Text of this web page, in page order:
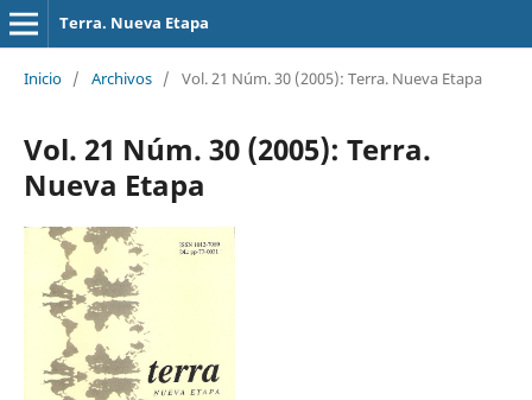
Terra. Nueva Etapa
Inicio / Archivos / Vol. 21 Núm. 30 (2005): Terra. Nueva Etapa
Vol. 21 Núm. 30 (2005): Terra.
Nueva Etapa